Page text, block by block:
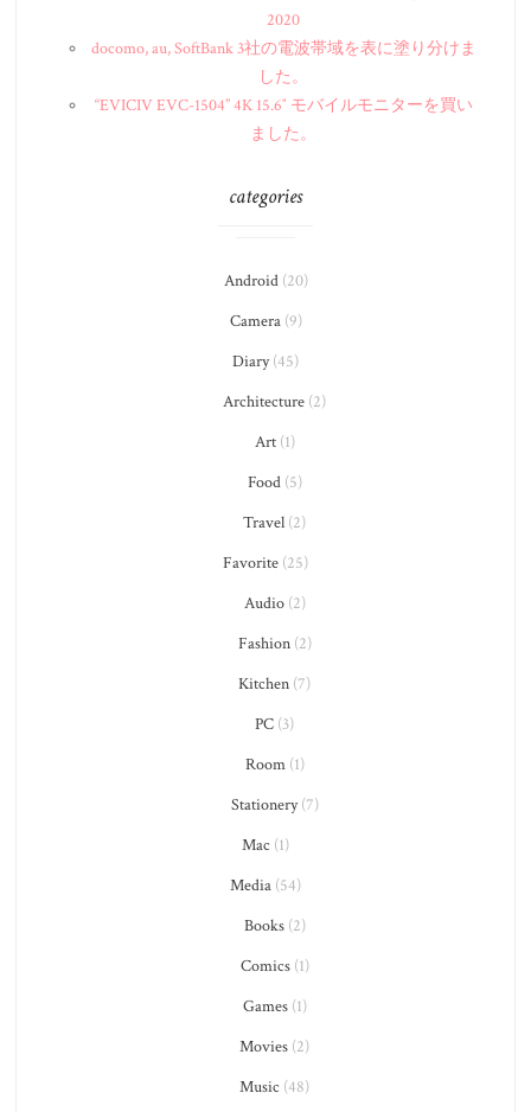
2020
docomo, au, SoftBank 3社の電波帯域を表に塗り分けま
した。
“EVICIV EVC-1504” 4K 15.6″ モバイルモニターを買い
ました。
categories
Android(20)
Camera(9)
Diary(45)
Architecture (2)
Art(1)
Food(5)
Travel (2)
Favorite (25)
Audio(2)
Fashion(2)
Kitchen (7)
PC (3)
Room(1)
Stationery(7)
Mac (1)
Media (54)
Books(2)
Comics(1)
Games(1)
Movies (2)
Music (48)